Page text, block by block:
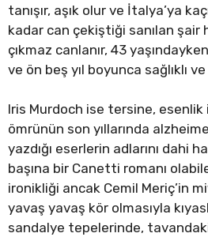
tanışır, aşık olur ve İtalya’ya
kadar can çekiştiği sanılan şair
çıkmaz canlanır, 43
ve ön beş yıl boyunca sağlıklı
Iris Murdoch ise tersine, esenlik
ömrünün son yıllarında
yazdığı eserlerin adlarını dahi
başına bir Canetti romanı
ironikliği ancak Cemil Meriç’in
yavaş yavaş kör olmasıyla
sandalye tepelerinde,